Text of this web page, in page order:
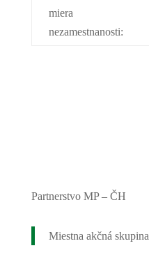
miera
nezamestnanosti:
Partnerstvo MP – ČH
Miestna akčná skupina